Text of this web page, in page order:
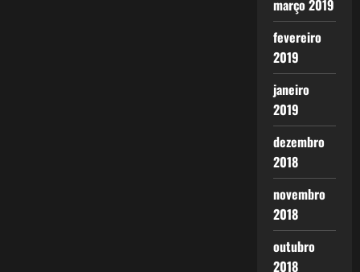
março 2019
fevereiro
2019
janeiro
2019
dezembro
2018
novembro
2018
outubro
2018